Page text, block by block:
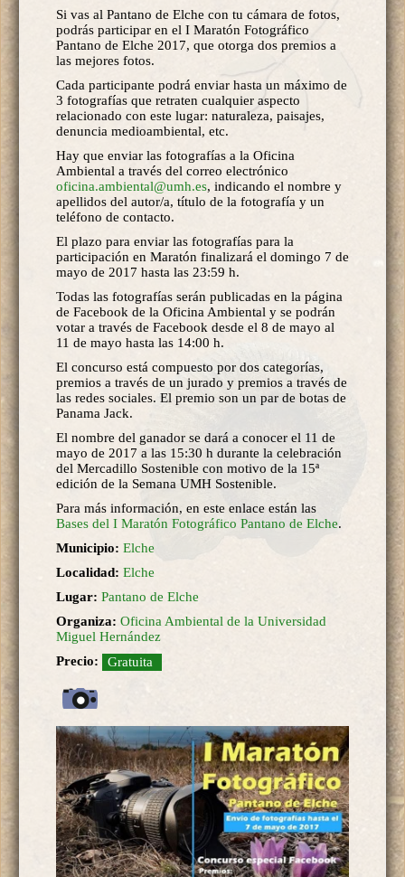
Si vas al Pantano de Elche con tu cámara de fotos,
podrás participar en el I Maratón Fotográfico
Pantano de Elche 2017, que otorga dos premios a
las mejores fotos.
Cada participante podrá enviar hasta un máximo de
3 fotografías que retraten cualquier aspecto
relacionado con este lugar: naturaleza, paisajes,
denuncia medioambiental, etc.
Hay que enviar las fotografías a la Oficina
Ambiental a través del correo electrónico
oficina.ambiental@umh.es, indicando el nombre y
apellidos del autor/a, título de la fotografía y un
teléfono de contacto.
El plazo para enviar las fotografías para la
participación en Maratón finalizará el domingo 7 de
mayo de 2017 hasta las 23:59 h.
Todas las fotografías serán publicadas en la página
de Facebook de la Oficina Ambiental y se podrán
votar a través de Facebook desde el 8 de mayo al
11 de mayo hasta las 14:00 h.
El concurso está compuesto por dos categorías,
premios a través de un jurado y premios a través de
las redes sociales. El premio son un par de botas de
Panama Jack.
El nombre del ganador se dará a conocer el 11 de
mayo de 2017 a las 15:30 h durante la celebración
del Mercadillo Sostenible con motivo de la 15ª
edición de la Semana UMH Sostenible.
Para más información, en este enlace están las
Bases del I Maratón Fotográfico Pantano de Elche.
Municipio: Elche
Localidad: Elche
Lugar: Pantano de Elche
Organiza: Oficina Ambiental de la Universidad
Miguel Hernández
Precio:
Gratuita